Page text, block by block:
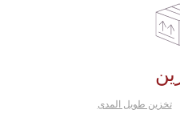
تخزين طويل المدى